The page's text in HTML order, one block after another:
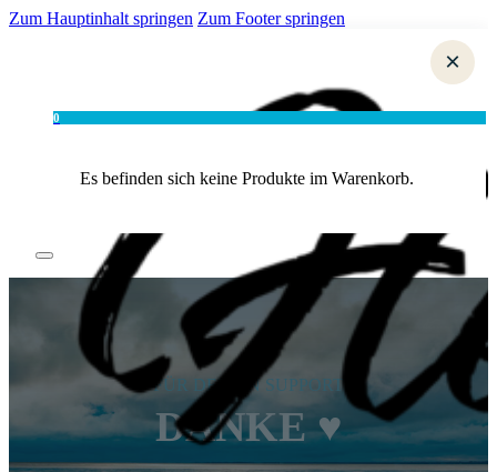
Zum Hauptinhalt springen Zum Footer springen
0
Es befinden sich keine Produkte im Warenkorb.
×
FÜR DEINEN SUPPORT
DANKE ♥